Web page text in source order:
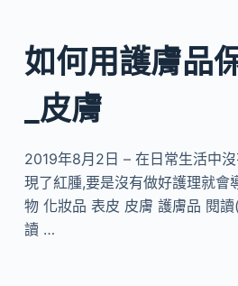
如何用護膚品
_皮膚
2019年8月2日 – 在日常生活中
現了紅腫,要是沒有做好護理就會
物 化妝品 表皮 皮膚 護膚品 閱
讀 …